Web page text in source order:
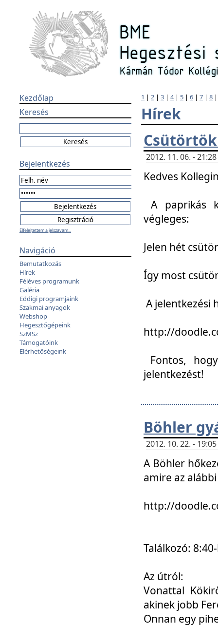
Kezdőlap
Keresés
Bejelentkezés
Elfelejtettem a jelszavam...
Navigáció
Bemutatkozás
Hírek
Féléves programunk
Galéria
Eddigi programjaink
Szakmai anyagok
Webshop
Hegesztőgépeink
SzMSz
Támogatóink
Elérhetőségeink
1 | 2 | 3 | 4| 5 | 6 | 7 | 8
Hírek
2012. 11. 06. -
Kedves
A paprikás
végleges:
Jelen hét
Így most
A jelentkezési
http://
Fontos,
jelentkezést!
Böhler
2012. 10. 22. -
A Böhler
amire az
http://
Találkozó:
Az útról:
Vonattal
akinek jobb
Onnan egy